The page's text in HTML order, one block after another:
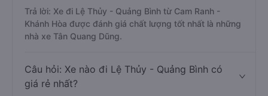
Trả lời: Xe đi Lệ Thủy - Quảng Bình từ Cam Ranh -
Khánh Hòa được đánh giá chất lượng tốt nhất là những
nhà xe Tân Quang Dũng.
Câu hỏi: Xe nào đi Lệ Thủy - Quảng Bình có
giá rẻ nhất?